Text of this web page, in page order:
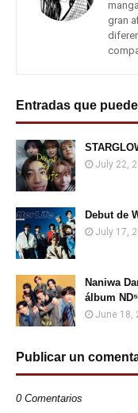
gran
Entradas que
July 22,
Debut de
July 17,
Naniwa
álbum ND⁵
June 18,
Publicar un
0 Comentarios